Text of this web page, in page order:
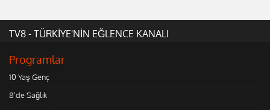
TV8 - TÜRKİYE'NİN EĞLENCE KANALI
Programlar
10 Yaş Genç
8'de Sağlık